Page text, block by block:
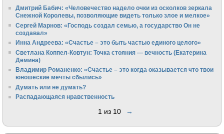
Дмитрий Бабич: «Человечество надело очки из осколков зеркала
Снежной Королевы, позволяющие видеть только злое и мелкое»
Сергей Марнов: «Господь создал семью, а государство Он не
создавал»
Инна Андреева: «Счастье – это быть частью единого целого»
Светлана Коппел-Ковтун: Точка стояния — вечность (Екатерина
Демина)
Владимир Романенко: «Счастье – это когда оказывается что твои
юношеские мечты сбылись»
Думать или не думать?
Распадающаяся нравственность
1 из 10 →